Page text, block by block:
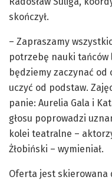
skończył.
– Zapraszamy
potrzebę nauki tańców
będziemy zaczynać od
uczyć od podstaw.
panie: Aurelia Gala i
głosu poprowadzi
kolei teatralne –
Żłobiński – wymieniał.
Oferta jest skierowana